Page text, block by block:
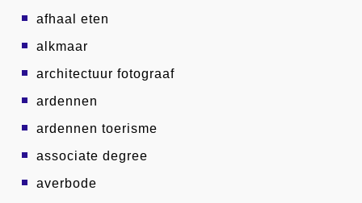
afhaal eten
alkmaar
architectuur fotograaf
ardennen
ardennen toerisme
associate degree
averbode